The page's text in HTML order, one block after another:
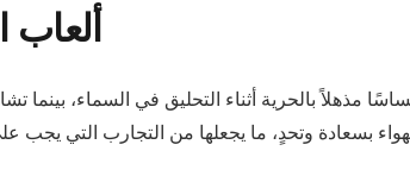
ألعاب
بالحرية أثناء التحليق في السماء، بينما